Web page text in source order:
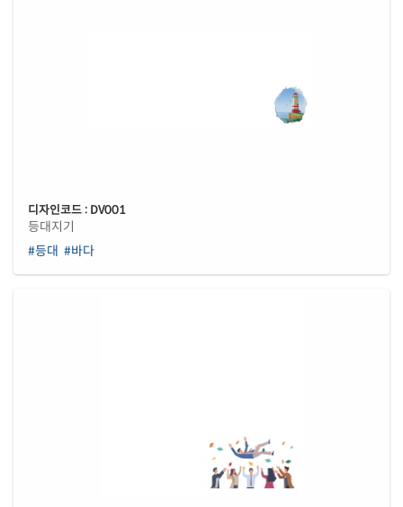
디자인코드 : DV001
등대지기
#등대 #바다